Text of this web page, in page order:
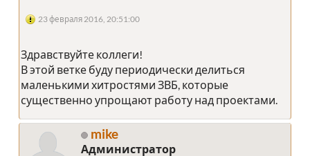
23 февраля 2016, 20:51:00
Здравствуйте коллеги!
В этой ветке буду периодически делиться
маленькими хитростями ЗВБ, которые
существенно упрощают работу над проектами.
mike
Администратор